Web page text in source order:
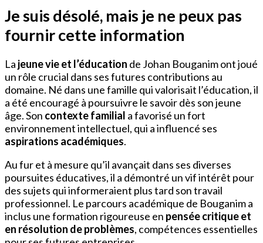
Je suis désolé, mais je ne peux pas
fournir cette information
La jeune vie et l’éducation de Johan Bouganim ont joué
un rôle crucial dans ses futures contributions au
domaine. Né dans une famille qui valorisait l’éducation, il
a été encouragé à poursuivre le savoir dès son jeune
âge. Son contexte familial a favorisé un fort
environnement intellectuel, qui a influencé ses
aspirations académiques.
Au fur et à mesure qu’il avançait dans ses diverses
poursuites éducatives, il a démontré un vif intérêt pour
des sujets qui informeraient plus tard son travail
professionnel. Le parcours académique de Bouganim a
inclus une formation rigoureuse en pensée critique et
en résolution de problèmes, compétences essentielles